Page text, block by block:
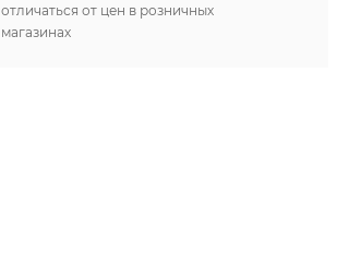
отличаться от цен в розничных
магазинах